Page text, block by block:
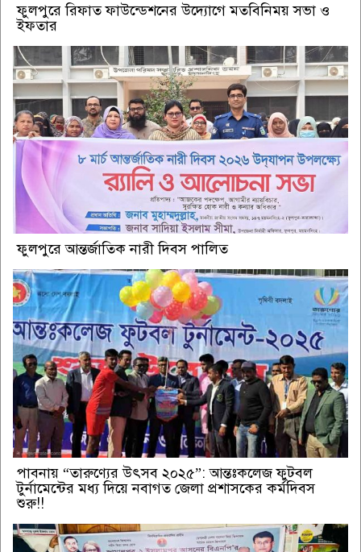
ফুলপুরে রিফাত ফাউন্ডেশনের উদ্যোগে মতবিনিময় সভা ও
ইফতার
ফুলপুরে আন্তর্জাতিক নারী দিবস পালিত
পাবনায় “তারুণ্যের উৎসব ২০২৫”: আন্তঃকলেজ ফুটবল
টুর্নামেন্টের মধ্য দিয়ে নবাগত জেলা প্রশাসকের কর্মদিবস
শুরু!!